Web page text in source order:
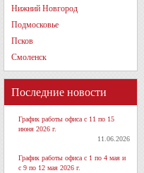
Нижний Новгород
Подмосковье
Псков
Смоленск
Последние новости
График работы офиса с 11 по 15
июня 2026 г.
11.06.2026
График работы офиса с 1 по 4 мая и
с 9 по 12 мая 2026 г.